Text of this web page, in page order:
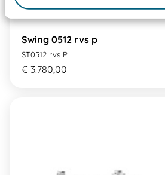
Swing 0512 rvs p
ST0512 rvs P
€ 3.780,00